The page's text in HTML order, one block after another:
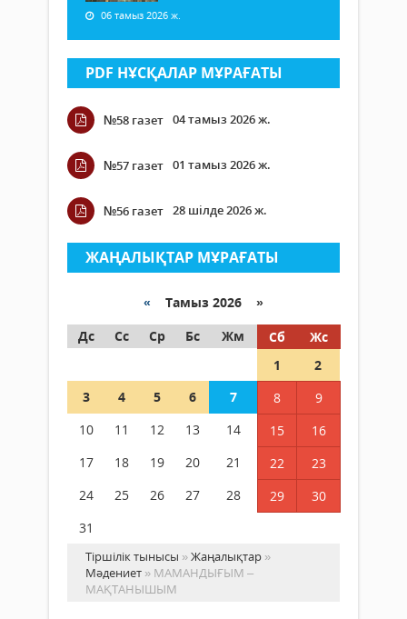
06 тамыз 2026 ж.
PDF НҰСҚАЛАР МҰРАҒАТЫ
№58 газет 04 тамыз 2026 ж.
№57 газет 01 тамыз 2026 ж.
№56 газет 28 шілде 2026 ж.
ЖАҢАЛЫҚТАР МҰРАҒАТЫ
« Тамыз 2026 »
Дс
Сс Ср Бс Жм Сб
Жс
1
2
3
4 5 6 7 8
9
10
11 12 13 14 15
16
17
18 19 20 21 22
23
24
25 26 27 28 29
30
31
Тіршілік тынысы »Жаңалықтар »
Мәдениет » МАМАНДЫҒЫМ –
МАҚТАНЫШЫМ